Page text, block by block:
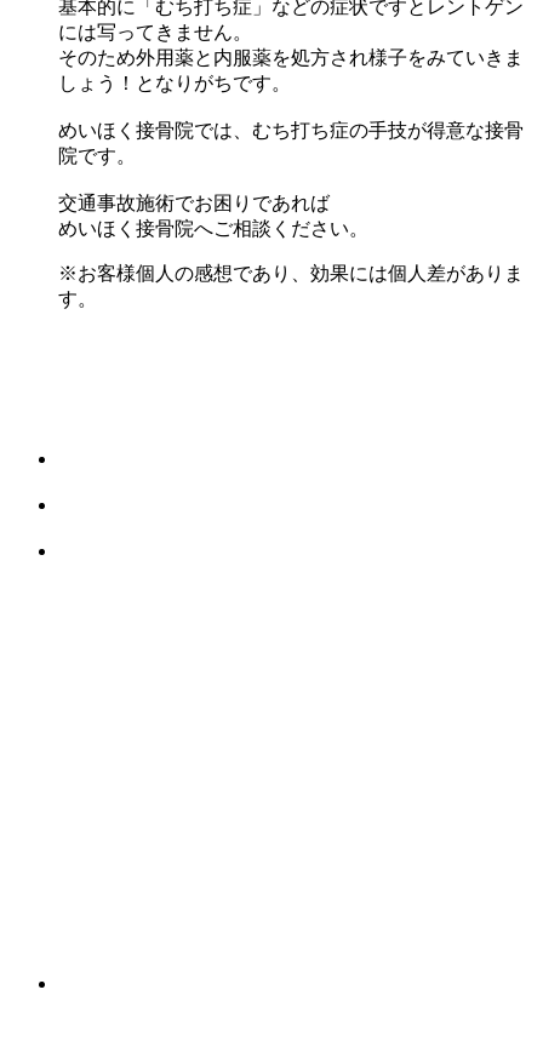
基本的に「むち打ち症」などの症状ですとレントゲン
には写ってきません。
そのため外用薬と内服薬を処方され様子をみていきま
しょう！となりがちです。
めいほく接骨院では、むち打ち症の手技が得意な接骨
院です。
交通事故施術でお困りであれば
めいほく接骨院へご相談ください。
※お客様個人の感想であり、効果には個人差がありま
す。